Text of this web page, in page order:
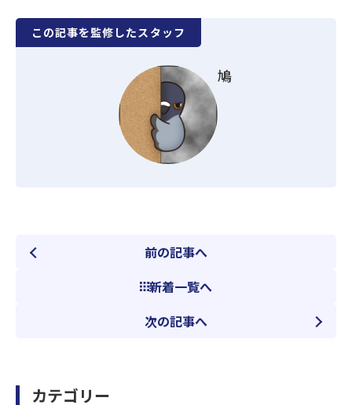
この記事を監修したスタッフ
鳩
前の記事へ
新着一覧へ
次の記事へ
カテゴリー